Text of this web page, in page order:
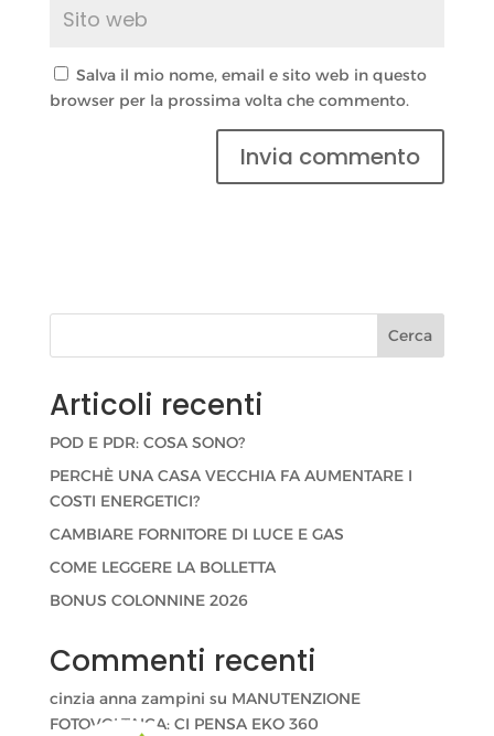
Salva il mio nome, email e sito web in questo
browser per la prossima volta che commento.
Cerca
Articoli recenti
POD E PDR: COSA SONO?
PERCHÈ UNA CASA VECCHIA FA AUMENTARE I
COSTI ENERGETICI?
CAMBIARE FORNITORE DI LUCE E GAS
COME LEGGERE LA BOLLETTA
BONUS COLONNINE 2026
Commenti recenti
cinzia anna zampini su MANUTENZIONE
FOTOVOLTAICA: CI PENSA EKO 360